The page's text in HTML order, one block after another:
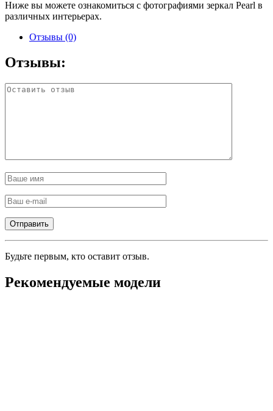
Ниже вы можете ознакомиться с фотографиями зеркал Pearl в
различных интерьерах.
Отзывы (0)
Отзывы:
Будьте первым, кто оставит отзыв.
Рекомендуемые модели